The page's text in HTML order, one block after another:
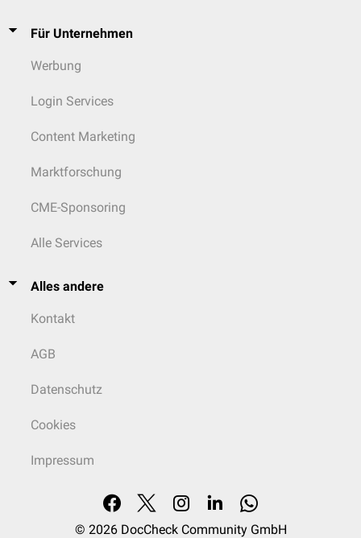
Für Unternehmen
Werbung
Login Services
Content Marketing
Marktforschung
CME-Sponsoring
Alle Services
Alles andere
Kontakt
AGB
Datenschutz
Cookies
Impressum
© 2026 DocCheck Community GmbH